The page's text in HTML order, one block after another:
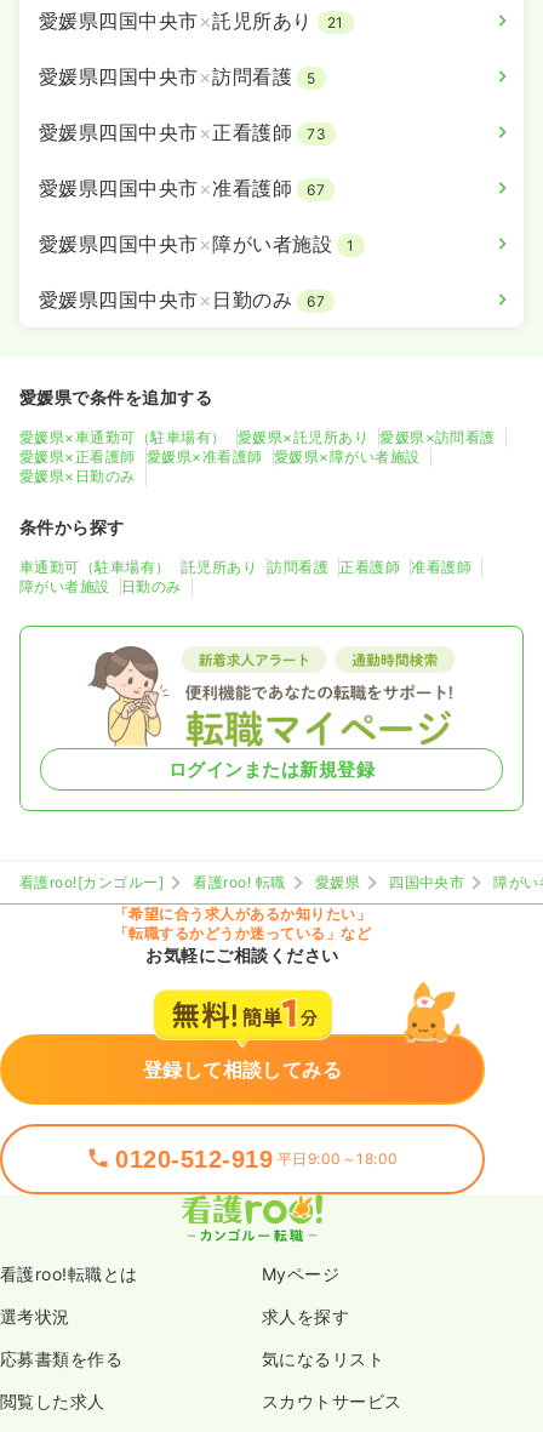
愛媛県四国中央市×託児所あり 21
愛媛県四国中央市×訪問看護 5
愛媛県四国中央市×正看護師 73
愛媛県四国中央市×准看護師 67
愛媛県四国中央市×障がい者施設 1
愛媛県四国中央市× 日勤のみ 67
愛媛県で条件を追加する
愛媛県×車通勤可（駐車場有） 愛媛県×託児所あり
愛媛県×訪問看護
愛媛県×正看護師
愛媛県×准看護師
愛媛県×障がい者施設
愛媛県×日勤のみ
条件から探す
車通勤可（駐車場有） 託児所あり 訪問看護 正看護師
准看護師
障がい者施設
日勤のみ
ログインまたは新規登録
看護roo![カンゴルー] 看護roo! 転職 愛媛県 四国中央市
障がい
「希望に合う求人があるか知りたい」
「転職するかどうか迷っている」など
お気軽にご相談ください
登録して相談してみる
0120-512-919 平日9:00～18:00
看護roo!転職とは Myページ
選考状況 求人を探す
応募書類を作る 気になるリスト
閲覧した求人 スカウトサービス